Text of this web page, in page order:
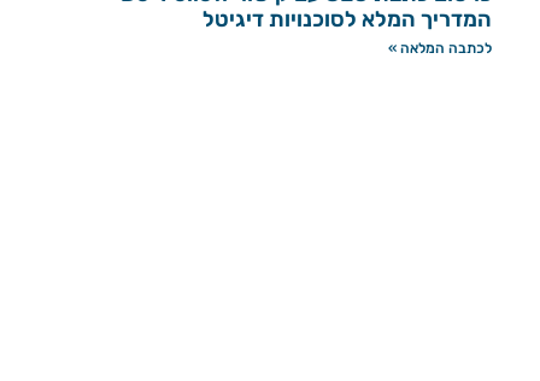
המדריך המלא לסוכנויות דיגיטל
לכתבה המלאה »